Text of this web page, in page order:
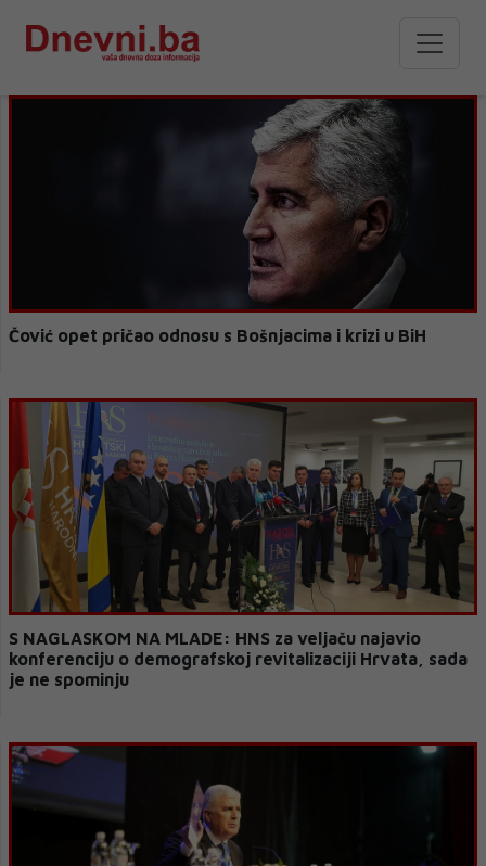
Čović opet pričao odnosu s Bošnjacima i krizi u BiH
S NAGLASKOM NA MLADE: HNS za veljaču najavio
konferenciju o demografskoj revitalizaciji Hrvata, sada
je ne spominju